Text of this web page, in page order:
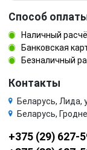
Способ
Наличный
Банковская
Безналичный
Контакты
Беларусь, Лида,
Беларусь,
+375 (29) 627-